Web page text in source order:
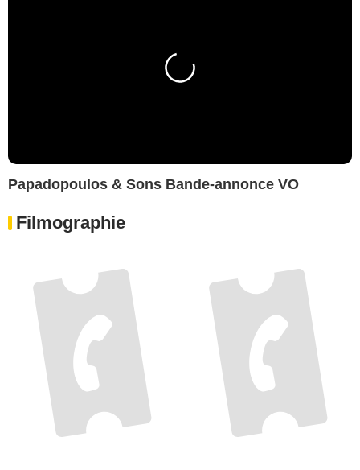
Papadopoulos & Sons Bande-annonce VO
Filmographie